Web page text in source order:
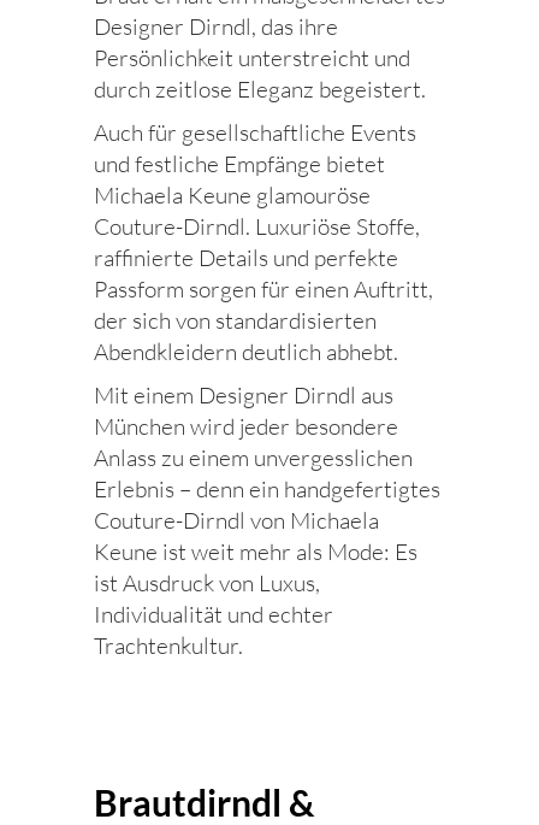
Designer Dirndl, das ihre
Persönlichkeit unterstreicht und
durch zeitlose Eleganz begeistert.
Auch für gesellschaftliche Events
und festliche Empfänge bietet
Michaela Keune glamouröse
Couture-Dirndl. Luxuriöse Stoffe,
raffinierte Details und perfekte
Passform sorgen für einen Auftritt,
der sich von standardisierten
Abendkleidern deutlich abhebt.
Mit einem Designer Dirndl aus
München wird jeder besondere
Anlass zu einem unvergesslichen
Erlebnis – denn ein handgefertigtes
Couture-Dirndl von Michaela
Keune ist weit mehr als Mode: Es
ist Ausdruck von Luxus,
Individualität und echter
Trachtenkultur.
Brautdirndl &